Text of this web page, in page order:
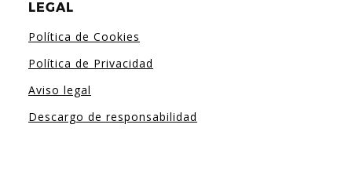
LEGAL
Política de Cookies
Política de Privacidad
Aviso legal
Descargo de responsabilidad